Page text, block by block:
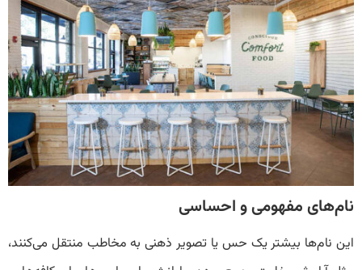
نام‌های مفهومی و احساسی
این نام‌ها بیشتر یک حس یا تصویر ذهنی به مخاطب منتقل می‌کنند،